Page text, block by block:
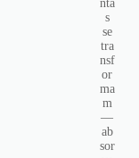
nta
s
se
tra
nsf
or
ma
m
—
ab
sor